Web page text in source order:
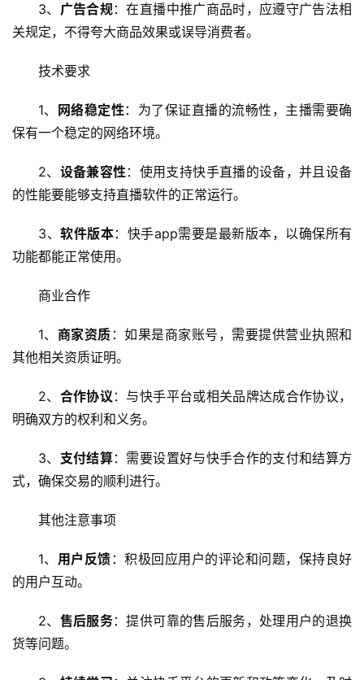
主
技
C
服
网
安
全
3、 广告合规：在直播中推广商品时，应遵守广告法相
关规定，不得夸大商品效果或误导消费者。
技术要求
1、 网络稳定性：为了保证直播的流畅性，主播需要确
保有一个稳定的网络环境。
2、 设备兼容性：使用支持快手直播的设备，并且设备
的性能要能够支持直播软件的正常运行。
3、 软件版本：快手app需要是最新版本，以确保所有
功能都能正常使用。
商业合作
1、 商家资质 ：如果是商家账号，需要提供营业执照和
其他相关资质证明。
2、 合作协议 ：与快手平台或相关品牌达成合作协议，
明确双方的权利和义务。
3、 支付结算：需要设置好与快手合作的支付和结算方
式，确保交易的顺利进行。
其他注意事项
1、 用户反馈 ：积极回应用户的评论和问题，保持良好
的用户互动。
2、 售后服务：提供可靠的售后服务，处理用户的退换
货等问题。